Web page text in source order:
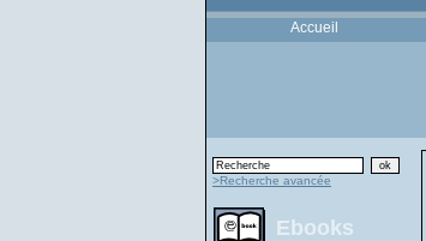
Accueil
>Recherche avancée
Ebooks